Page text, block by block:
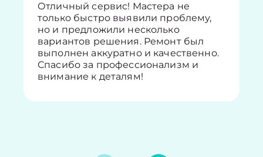
Отличный сервис! Мастера не
только быстро выявили проблему,
но и предложили несколько
вариантов решения. Ремонт был
выполнен аккуратно и качественно.
Спасибо за профессионализм и
внимание к деталям!